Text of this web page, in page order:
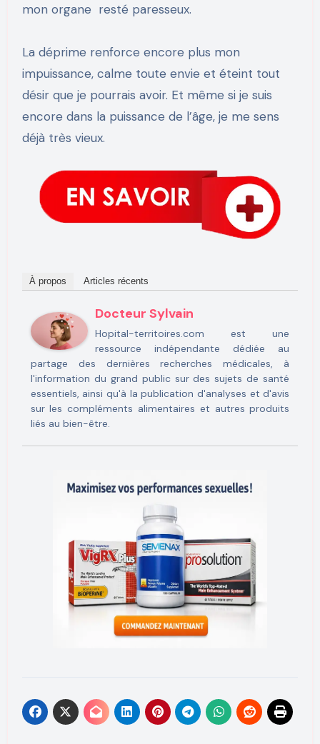
mon organe resté paresseux.
La déprime renforce encore plus mon
impuissance, calme toute envie et éteint tout
désir que je pourrais avoir. Et même si je suis
encore dans la puissance de l’âge, je me sens
déjà très vieux.
À propos Articles récents
Docteur Sylvain
Hopital-territoires.com est une
ressource indépendante dédiée au
partage des dernières recherches médicales, à
l'information du grand public sur des sujets de santé
essentiels, ainsi qu'à la publication d'analyses et d'avis
sur les compléments alimentaires et autres produits
liés au bien-être.